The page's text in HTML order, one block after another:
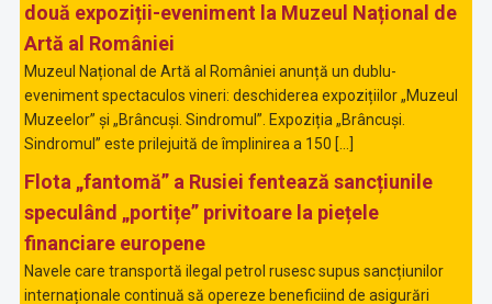
două expoziții-eveniment la Muzeul Național de
Artă al României
Muzeul Național de Artă al României anunță un dublu-
eveniment spectaculos vineri: deschiderea expozițiilor „Muzeul
Muzeelor” și „Brâncuși. Sindromul”. Expoziția „Brâncuși.
Sindromul” este prilejuită de împlinirea a 150 […]
Flota „fantomă” a Rusiei fentează sancțiunile
speculând „portițe” privitoare la piețele
financiare europene
Navele care transportă ilegal petrol rusesc supus sancțiunilor
internaționale continuă să opereze beneficiind de asigurări